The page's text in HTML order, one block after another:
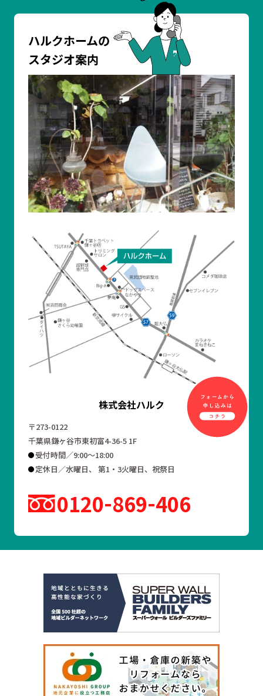
ハルクホームの
スタジオ案内
株式会社ハルク
〒273-0122
千葉県鎌ヶ谷市東初富4-36-5 1F
受付時間／9:00～18:00
定休日／水曜日、 第1・3火曜日、祝祭日
0120 869 406